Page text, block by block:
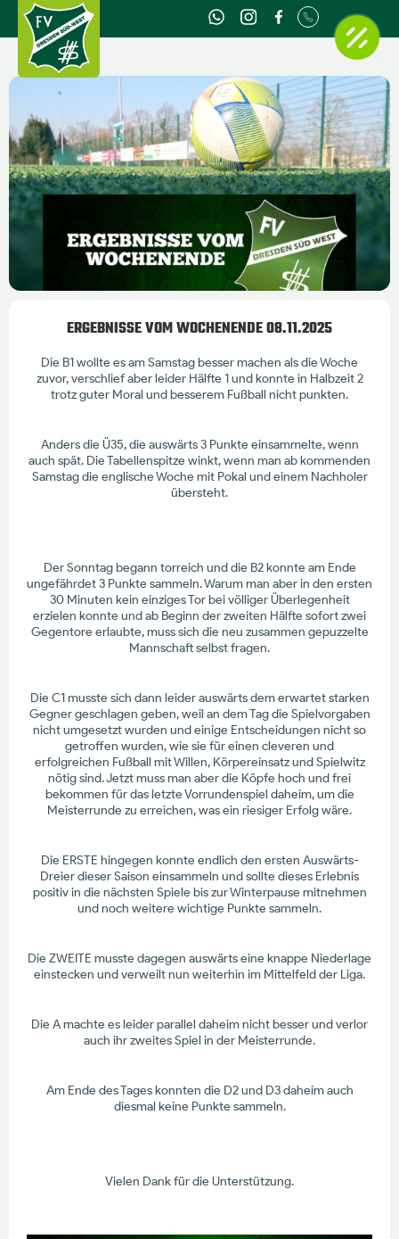
ERGEBNISSE VOM WOCHENENDE 08.11.2025
Die B1 wollte es am Samstag besser machen als die Woche
zuvor, verschlief aber leider Hälfte 1 und konnte in Halbzeit 2
trotz guter Moral und besserem Fußball nicht punkten.
Anders die Ü35, die auswärts 3 Punkte einsammelte, wenn
auch spät. Die Tabellenspitze winkt, wenn man ab kommenden
Samstag die englische Woche mit Pokal und einem Nachholer
übersteht.
Der Sonntag begann torreich und die B2 konnte am Ende
ungefährdet 3 Punkte sammeln. Warum man aber in den ersten
30 Minuten kein einziges Tor bei völliger Überlegenheit
erzielen konnte und ab Beginn der zweiten Hälfte sofort zwei
Gegentore erlaubte, muss sich die neu zusammen gepuzzelte
Mannschaft selbst fragen.
Die C1 musste sich dann leider auswärts dem erwartet starken
Gegner geschlagen geben, weil an dem Tag die Spielvorgaben
nicht umgesetzt wurden und einige Entscheidungen nicht so
getroffen wurden, wie sie für einen cleveren und
erfolgreichen Fußball mit Willen, Körpereinsatz und Spielwitz
nötig sind. Jetzt muss man aber die Köpfe hoch und frei
bekommen für das letzte Vorrundenspiel daheim, um die
Meisterrunde zu erreichen, was ein riesiger Erfolg wäre.
Die ERSTE hingegen konnte endlich den ersten Auswärts-
Dreier dieser Saison einsammeln und sollte dieses Erlebnis
positiv in die nächsten Spiele bis zur Winterpause mitnehmen
und noch weitere wichtige Punkte sammeln.
Die ZWEITE musste dagegen auswärts eine knappe Niederlage
einstecken und verweilt nun weiterhin im Mittelfeld der Liga.
Die A machte es leider parallel daheim nicht besser und verlor
auch ihr zweites Spiel in der Meisterrunde.
Am Ende des Tages konnten die D2 und D3 daheim auch
diesmal keine Punkte sammeln.
Vielen Dank für die Unterstützung.